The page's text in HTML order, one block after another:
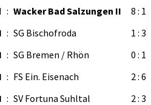
: Wacker Bad Salzungen II 8 : 1
: SG Bischofroda
1 : 3
: SG Bremen / Rhön
0 : 1
: FS Ein. Eisenach
2 : 6
: SV Fortuna Suhltal
2 : 3